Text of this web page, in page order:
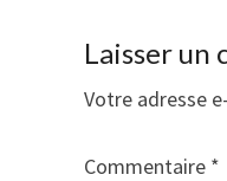
Laisser un
Votre adresse
Commentaire *